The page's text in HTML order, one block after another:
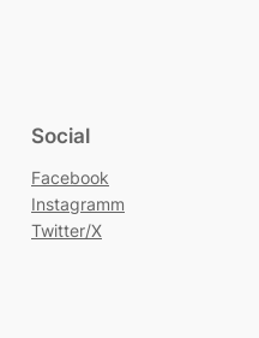
Social
Facebook
Instagramm
Twitter/X